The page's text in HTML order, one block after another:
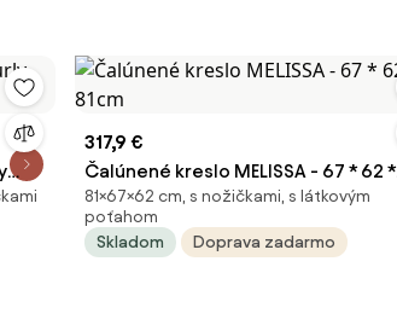
317,9 €
Čalúnené kreslo MELISSA - 67 * 62 *
81cm
81×67×62 cm, s nožičkami, s látkovým
poťahom
Skladom
Doprava zadarmo